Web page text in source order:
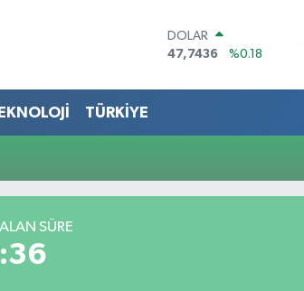
DOLAR
47,7436
%0.18
55,2510
%0.32
BİST100
13.779
%-14
TÜRKİYE
SÜRE